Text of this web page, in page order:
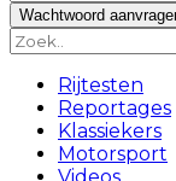
Rijtesten
Reportages
Klassiekers
Motorsport